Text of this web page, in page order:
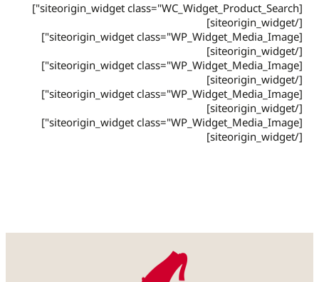
[siteorigin_widget class="WC_Widget_Product_Search"]
[/siteorigin_widget]
[siteorigin_widget class="WP_Widget_Media_Image"]
[/siteorigin_widget]
[siteorigin_widget class="WP_Widget_Media_Image"]
[/siteorigin_widget]
[siteorigin_widget class="WP_Widget_Media_Image"]
[/siteorigin_widget]
[siteorigin_widget class="WP_Widget_Media_Image"]
[/siteorigin_widget]